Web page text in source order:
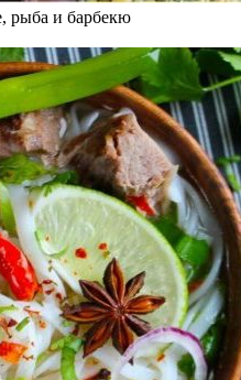
рыба и барбекю